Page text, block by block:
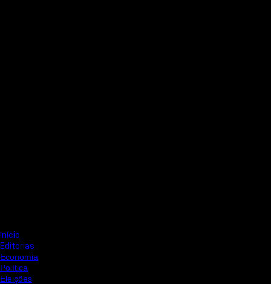
Início
Editorias
Economia
Política
Eleições